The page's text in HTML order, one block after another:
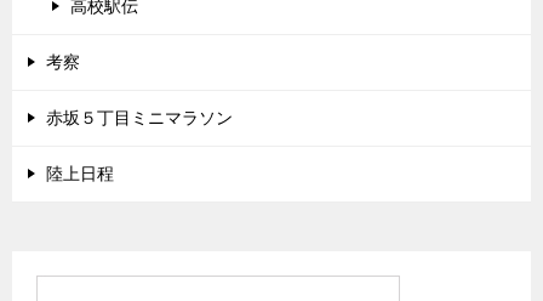
高校駅伝
考察
赤坂５丁目ミニマラソン
陸上日程